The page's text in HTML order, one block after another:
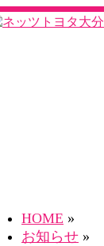
HOME »
お知らせ »